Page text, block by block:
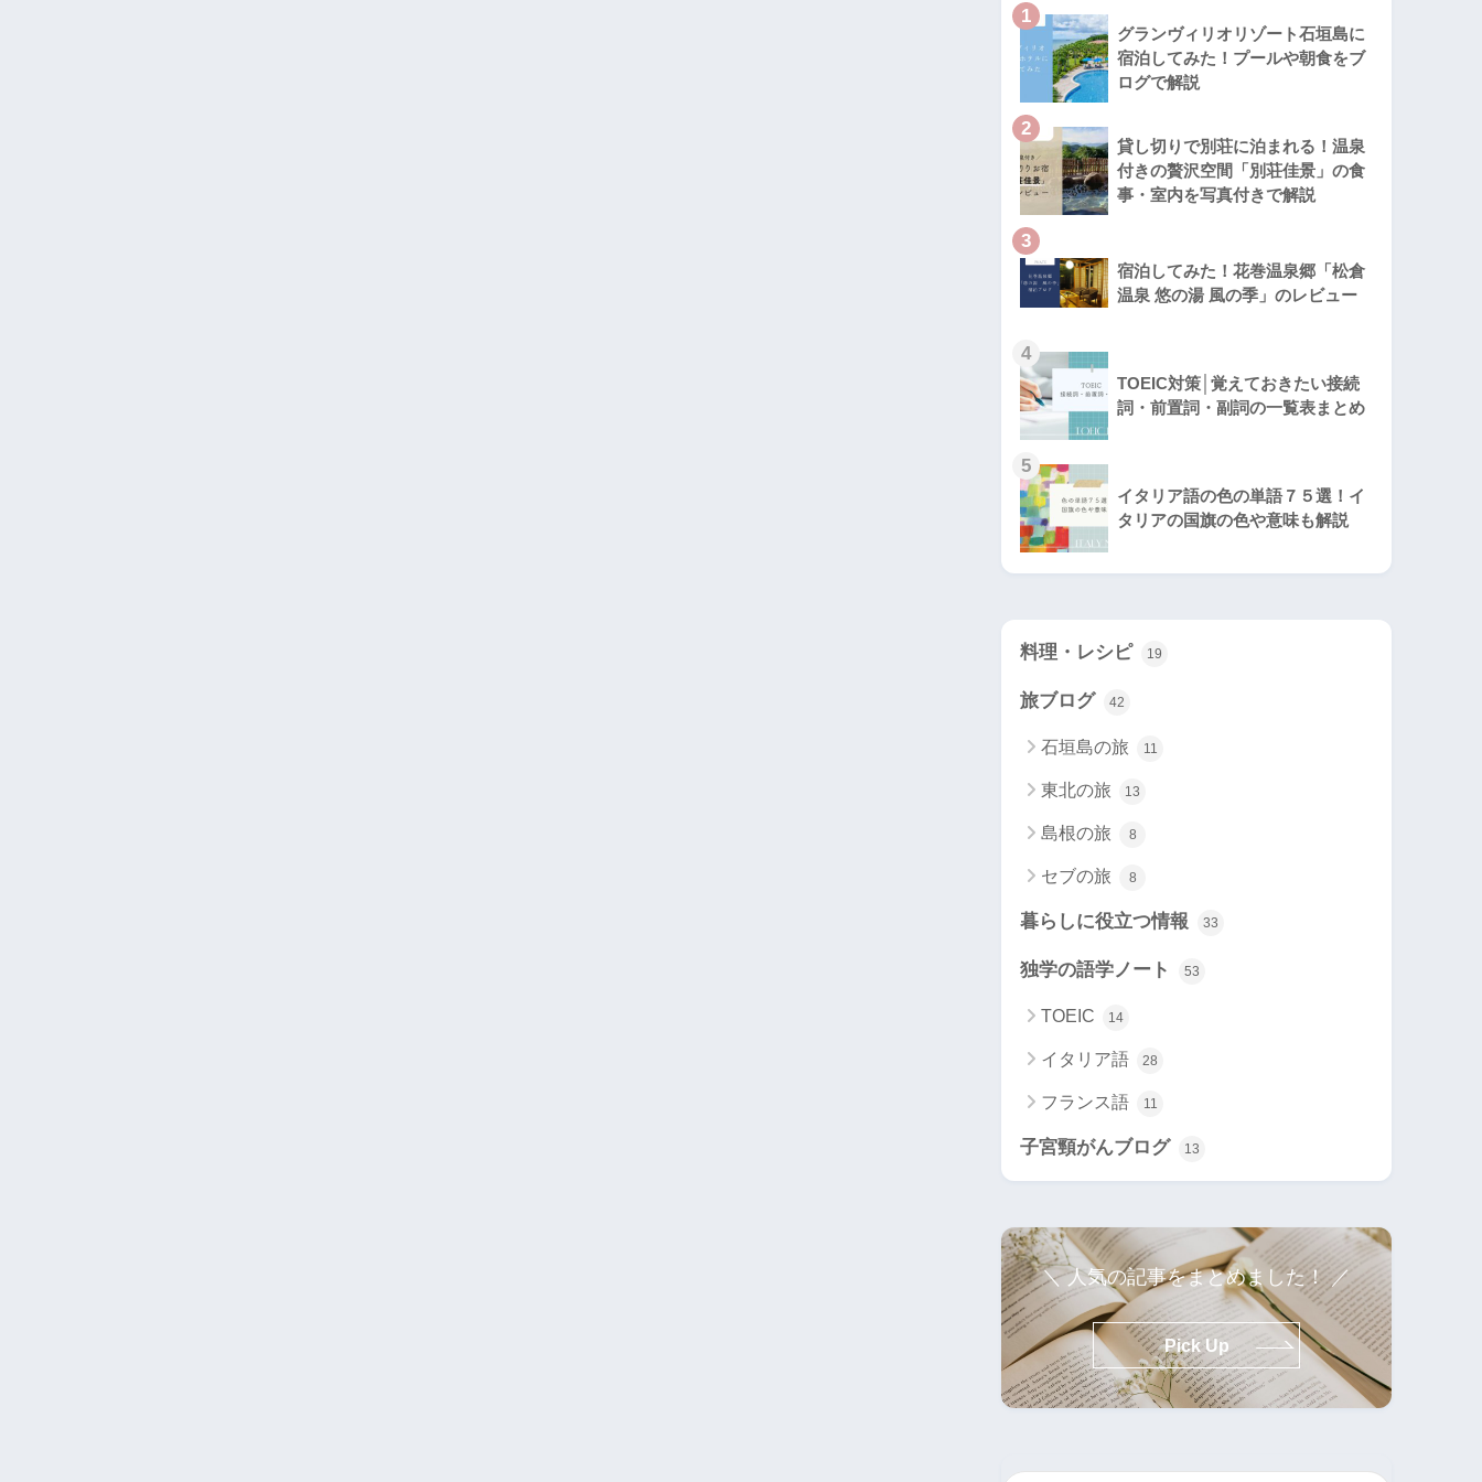
1
グランヴィリオリゾート石垣島に
宿泊してみた！プールや朝食をブ
ログで解説
2
貸し切りで別荘に泊まれる！温泉
付きの贅沢空間「別荘佳景」の食
事・室内を写真付きで解説
3
宿泊してみた！花巻温泉郷「松倉
温泉 悠の湯 風の季」のレビュー
4
TOEIC対策│覚えておきたい接続
詞・前置詞・副詞の一覧表まとめ
5
イタリア語の色の単語７５選！イ
タリアの国旗の色や意味も解説
料理・レシピ 19
旅ブログ 42
石垣島の旅 11
東北の旅 13
島根の旅 8
セブの旅 8
暮らしに役立つ情報 33
独学の語学ノート 53
TOEIC 14
イタリア語 28
フランス語 11
子宮頸がんブログ 13
＼ 人気の記事をまとめました！ ／
Pick Up